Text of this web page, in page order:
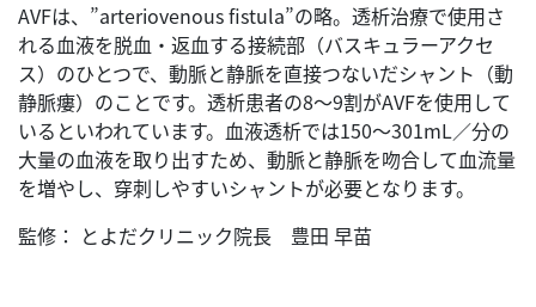
AVFは、”arteriovenous fistula”の略。透析治療で使用さ
れる血液を脱血・返血する接続部（バスキュラーアクセ
ス）のひとつで、動脈と静脈を直接つないだシャント（動
静脈瘻）のことです。透析患者の8～9割がAVFを使用して
いるといわれています。血液透析では150～301mL／分の
大量の血液を取り出すため、動脈と静脈を吻合して血流量
を増やし、穿刺しやすいシャントが必要となります。
監修： とよだクリニック院長 豊田 早苗